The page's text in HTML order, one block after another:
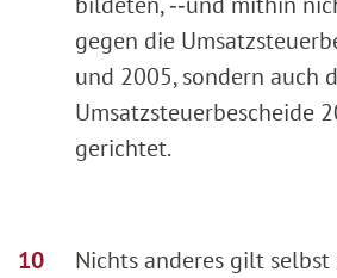
gegen die
und 2005, sondern auch
Umsatzsteuerbescheide
gerichtet.
Nichts anderes gilt